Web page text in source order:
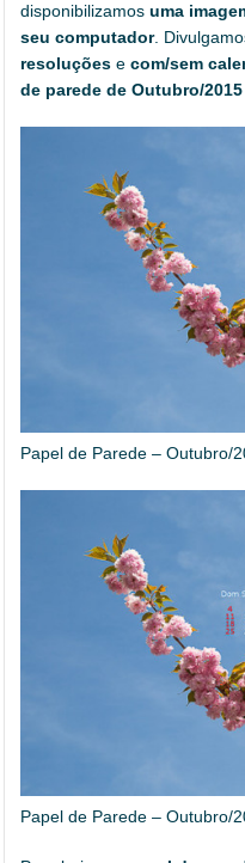
disponibilizamosuma
seu computador.
resoluções ecom/sem
de parede de Outubro/2015
Papel de Parede – Outubro/
Papel de Parede – Outubro/